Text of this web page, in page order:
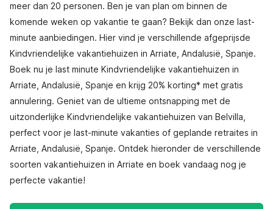
meer dan 20 personen. Ben je van plan om binnen de
komende weken op vakantie te gaan? Bekijk dan onze last-
minute aanbiedingen. Hier vind je verschillende afgeprijsde
Kindvriendelijke vakantiehuizen in Arriate, Andalusië, Spanje.
Boek nu je last minute Kindvriendelijke vakantiehuizen in
Arriate, Andalusië, Spanje en krijg 20% korting* met gratis
annulering. Geniet van de ultieme ontsnapping met de
uitzonderlijke Kindvriendelijke vakantiehuizen van Belvilla,
perfect voor je last-minute vakanties of geplande retraites in
Arriate, Andalusië, Spanje. Ontdek hieronder de verschillende
soorten vakantiehuizen in Arriate en boek vandaag nog je
perfecte vakantie!